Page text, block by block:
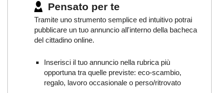
Pensato per te
Tramite uno strumento semplice ed intuitivo potrai
pubblicare un tuo annuncio all'interno della bacheca
del cittadino online.
Inserisci il tuo annuncio nella rubrica più
opportuna tra quelle previste: eco-scambio,
regalo, lavoro occasionale o perso/ritrovato